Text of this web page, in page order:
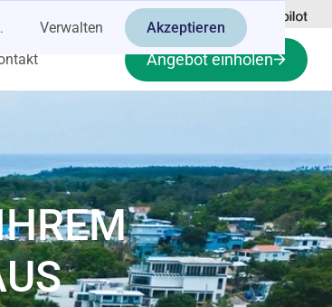
. Verwalten Akzeptieren
Angebot einholen